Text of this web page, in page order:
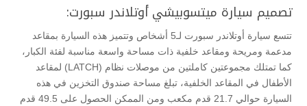
تصميم سيارة ميتسوبيشي أوتلاندر سبورت:
تتسع سيارة أوتلاندر سبورت لـ5 أشخاص وتتميز هذه السيارة بمقاعد
مدعمة ومريحة ومقاعد خلفية ذات مساحة واسعة مناسبة لفئة الكبار،
كما تمتلك مجموعتين كاملتين من موصلات نظام (LATCH) لمقاعد
الأطفال في المقاعد الخلفية، تبلغ مساحة صندوق التخزين في هذه
السيارة حوالي 21.7 قدم مكعب ومن الممكن الحصول على 49.5 قدم